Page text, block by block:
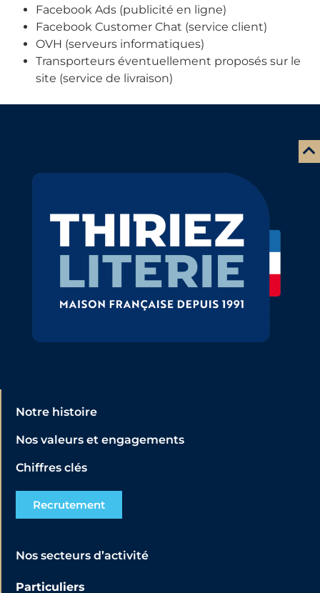
Facebook Ads (publicité en ligne)
Facebook Customer Chat (service client)
OVH (serveurs informatiques)
Transporteurs éventuellement proposés sur le
site (service de livraison)
Notre histoire
Nos valeurs et engagements
Chiffres clés
Recrutement
Nos secteurs d’activité
Particuliers